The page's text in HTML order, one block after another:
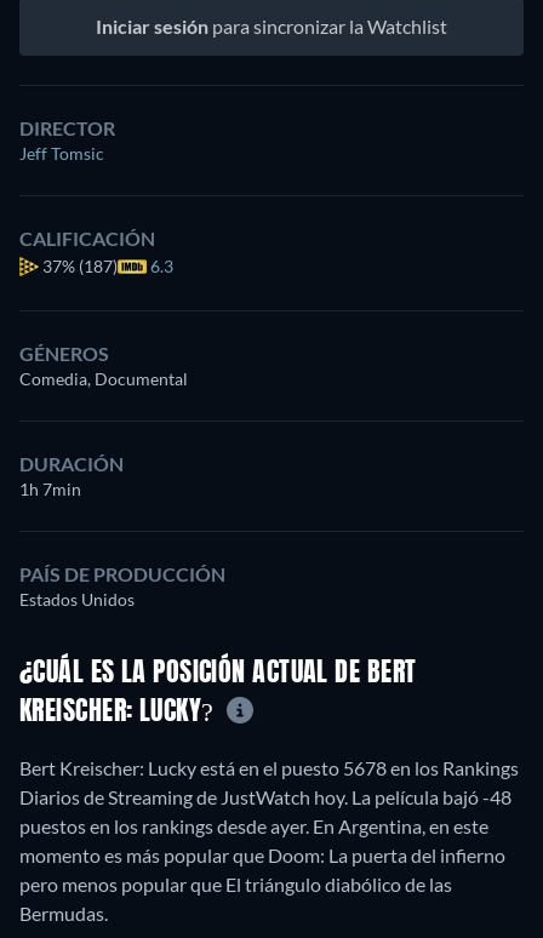
Iniciar sesión para sincronizar la Watchlist
DIRECTOR
Jeff Tomsic
CALIFICACIÓN
37% (187) 6.3
GÉNEROS
Comedia, Documental
DURACIÓN
1h 7min
PAÍS DE PRODUCCIÓN
Estados Unidos
¿CUÁL ES LA POSICIÓN ACTUAL DE BERT
KREISCHER: LUCKY?
Bert Kreischer: Lucky está en el puesto 5678 en los Rankings
Diarios de Streaming de JustWatch hoy. La película bajó -48
puestos en los rankings desde ayer. En Argentina, en este
momento es más popular que Doom: La puerta del infierno
pero menos popular que El triángulo diabólico de las
Bermudas.